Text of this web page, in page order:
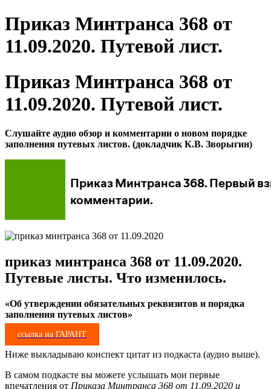
Приказ Минтранса 368 от
11.09.2020. Путевой лист.
Приказ Минтранса 368 от
11.09.2020. Путевой лист.
Слушайте аудио обзор и комментарии о новом порядке
заполнения путевых листов. (докладчик К.В. Зворыгин)
приказ минтранса 368 от 11.09.2020.
Путевые листы. Что изменилось.
«Об утверждении обязательных реквизитов и порядка
заполнения путевых листов»
ссылка на ГАРАНТ
Ниже выкладываю конспект цитат из подкаста (аудио выше).
В самом подкасте вы можете услышать мои первые
впечатления от Приказа Минтранса 368 от 11.09.2020 и